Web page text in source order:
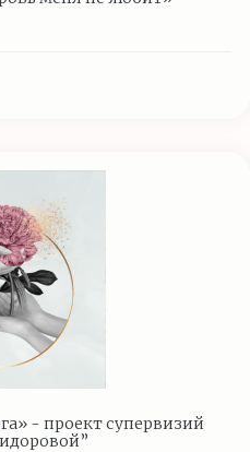
- проект супервизий